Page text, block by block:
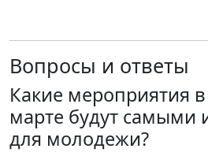
Вопросы и ответы
Какие мероприятия
марте будут самыми
для молодежи?